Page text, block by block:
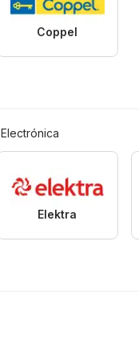
Coppel
Electrónica
Elektra